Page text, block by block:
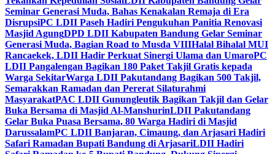
Seminar Generasi Muda, Bahas Kenakalan Remaja di Era
DisrupsiPC LDII Paseh Hadiri Pengukuhan Panitia Renovasi
Masjid AgungDPD LDII Kabupaten Bandung Gelar Seminar
Generasi Muda, Bagian Road to Musda VIIIHalal Bihalal MUI
Rancaekek, LDII Hadir Perkuat Sinergi Ulama dan UmaroPC
LDII Pangalengan Bagikan 180 Paket Takjil Gratis kepada
Warga SekitarWarga LDII Pakutandang Bagikan 500 Takjil,
Semarakkan Ramadan dan Pererat Silaturahmi
MasyarakatPAC LDII Gunungleutik Bagikan Takjil dan Gelar
Buka Bersama di Masjid Al-ManshurinLDII Pakutandang
Gelar Buka Puasa Bersama, 80 Warga Hadiri di Masjid
DarussalamPC LDII Banjaran, Cimaung, dan Arjasari Hadiri
Safari Ramadan Bupati Bandung di ArjasariLDII Hadiri